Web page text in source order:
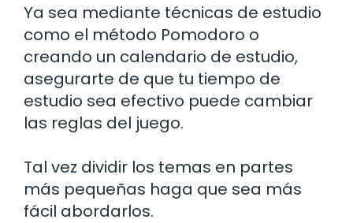
Ya sea mediante técnicas de estudio
como el método Pomodoro o
creando un calendario de estudio,
asegurarte de que tu tiempo de
estudio sea efectivo puede cambiar
las reglas del juego.
Tal vez dividir los temas en partes
más pequeñas haga que sea más
fácil abordarlos.